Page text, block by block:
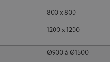
800 x 800
1200 x 1200
Ø900 à Ø1500